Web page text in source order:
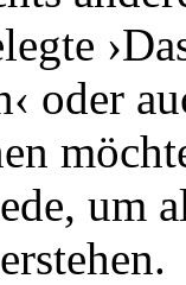
oder
um